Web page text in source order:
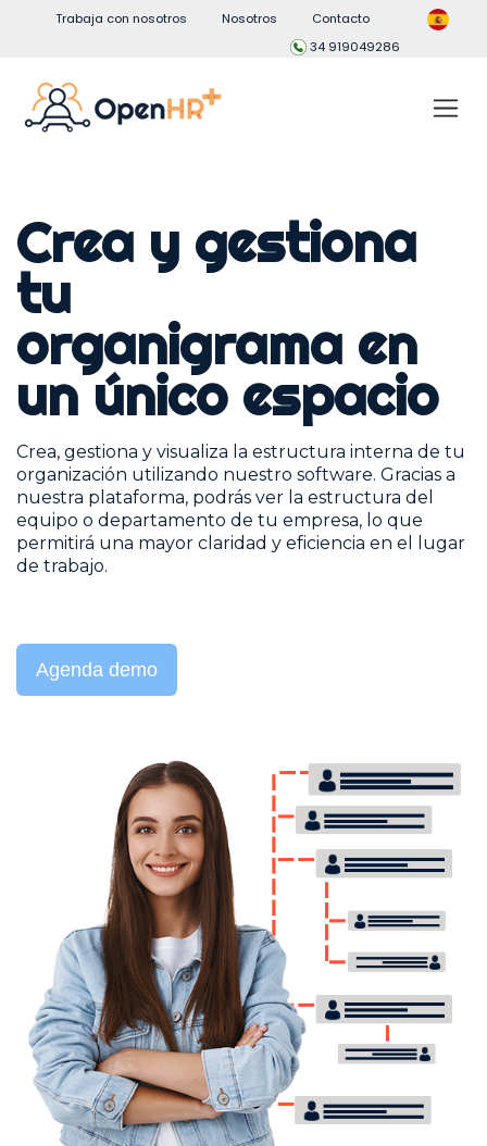
Trabaja con nosotros Nosotros
Contacto
34 919049286
Crea y gestiona
tu
organigrama en
un único espacio
Crea, gestiona y visualiza la estructura interna de tu
organización utilizando nuestro software. Gracias a
nuestra plataforma, podrás ver la estructura del
equipo o departamento de tu empresa, lo que
permitirá una mayor claridad y eficiencia en el lugar
de trabajo.
Agenda demo